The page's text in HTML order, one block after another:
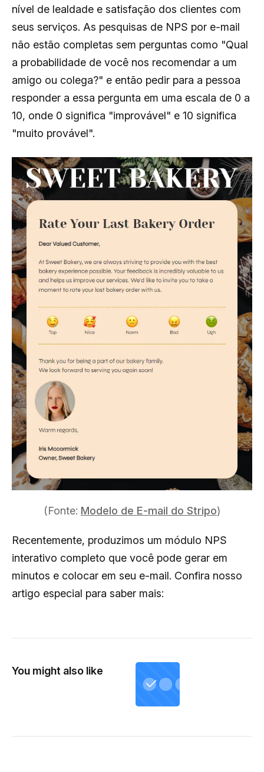
nível de lealdade e satisfação dos clientes com
seus serviços. As pesquisas de NPS por e-mail
não estão completas sem perguntas como "Qual
a probabilidade de você nos recomendar a um
amigo ou colega?" e então pedir para a pessoa
responder a essa pergunta em uma escala de 0 a
10, onde 0 significa "improvável" e 10 significa
"muito provável".
(Fonte: Modelo de E-mail do Stripo)
Recentemente, produzimos um módulo NPS
interativo completo que você pode gerar em
minutos e colocar em seu e-mail. Confira nosso
artigo especial para saber mais:
You might also like